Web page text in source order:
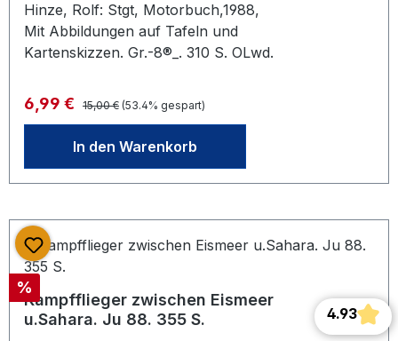
Hinze, Rolf: Stgt, Motorbuch,1988,
Mit Abbildungen auf Tafeln und
Kartenskizzen. Gr.-8®_. 310 S. OLwd.
Verkaufspreis:
6,99 € Regulärer Preis:
15,00 € (53.4% gespart)
In den Warenkorb
Rabatt
%
Kampfflieger zwischen Eismeer
u.Sahara. Ju 88. 355 S.
4.93